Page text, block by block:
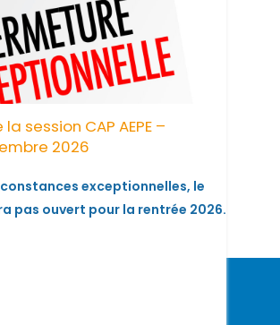
session CAP AEPE –
2026
exceptionnelles, le
pas ouvert pour la rentrée 2026.